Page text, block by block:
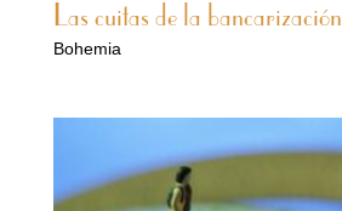
Las cuitas de la bancarización
Bohemia